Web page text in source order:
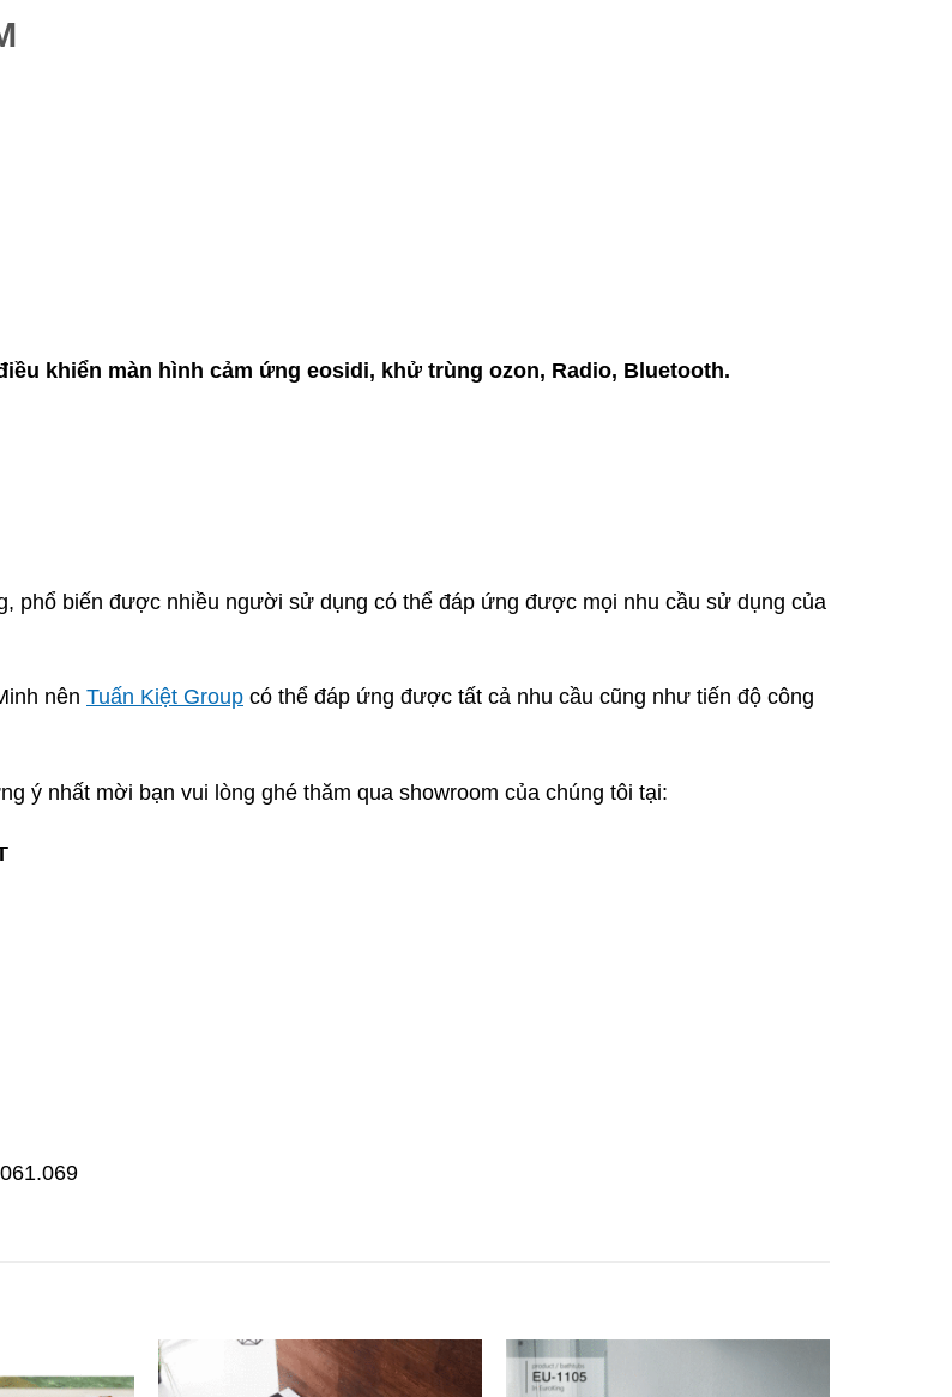
khiển màn hình cảm ứng eosidi, khử trùng ozon, Radio, Bluetooth.
phổ biến được nhiều người sử dụng có thể đáp ứng được mọi nhu cầu sử dụng của
nên Tuấn Kiệt Group có thể đáp ứng được tất cả nhu cầu cũng như tiến độ công
ý nhất mời bạn vui lòng ghé thăm qua showroom của chúng tôi tại: